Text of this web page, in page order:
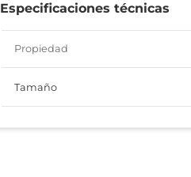
Especificaciones técnicas
Propiedad
Tamaño